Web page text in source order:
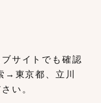
サイト でも確認
→東京都、立川
い。